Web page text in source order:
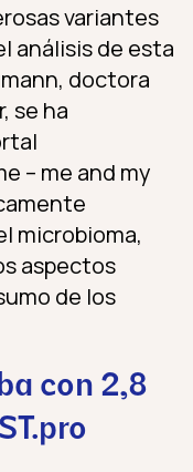
variantes
análisis de esta
doctora
se ha
– me and my
microbioma,
aspectos
de los
con 2,8